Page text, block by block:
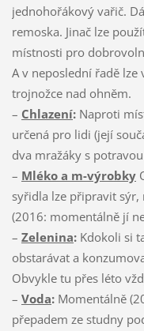
jednohořákový vařič.
remoska. Jinač lze
místnosti pro
A v neposlední řadě
trojnožce nad ohněm.
– Chlazení:Naproti
určená pro lidi (její
dva mražáky s
– Mléko a m-výrobky
syřidla lze připravit
(2016: momentálně jí
– Zelenina:Kdokoli si
obstarávat a
Obvykle tu přes léto
– Voda:Momentálně
přepadem ze studny